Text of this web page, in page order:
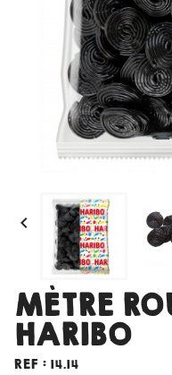

MÈTRE
HARIBO
REF : 14.14